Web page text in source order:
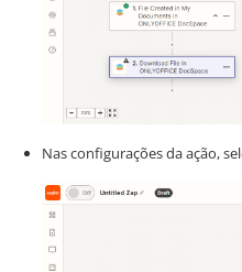
Nas configurações da ação,